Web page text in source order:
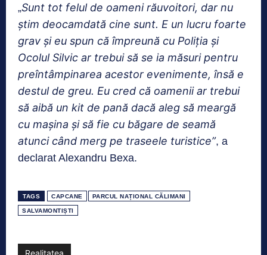
„Sunt tot felul de oameni răuvoitori, dar nu
ştim deocamdată cine sunt. E un lucru foarte
grav şi eu spun că împreună cu Poliţia şi
Ocolul Silvic ar trebui să se ia măsuri pentru
preîntâmpinarea acestor evenimente, însă e
destul de greu. Eu cred că oamenii ar trebui
să aibă un kit de pană dacă aleg să meargă
cu maşina şi să fie cu băgare de seamă
atunci când merg pe traseele turistice”, a
declarat Alexandru Bexa.
TAGS CAPCANE PARCUL NAȚIONAL CĂLIMANI
SALVAMONTIȘTI
Realitatea